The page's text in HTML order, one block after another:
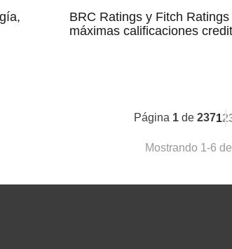
BRC Ratings y Fitch
máximas calificaciones
Página 1de 23712
Mostrando 1-6 de